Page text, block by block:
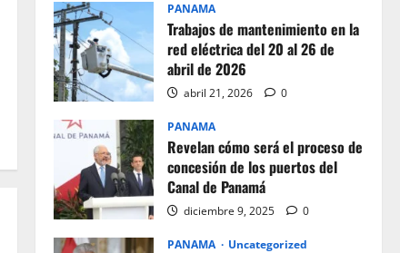
PANAMA
Trabajos de mantenimiento en la
red eléctrica del 20 al 26 de
abril de 2026
abril 21, 2026 0
PANAMA
Revelan cómo será el proceso de
concesión de los puertos del
Canal de Panamá
diciembre 9, 2025 0
PANAMA Uncategorized